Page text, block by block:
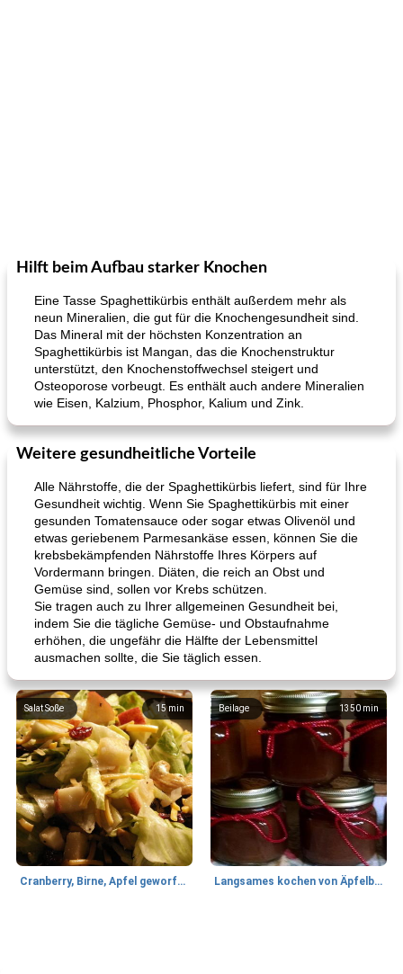
Hilft beim Aufbau starker Knochen
Eine Tasse Spaghettikürbis enthält außerdem mehr als
neun Mineralien, die gut für die Knochengesundheit sind.
Das Mineral mit der höchsten Konzentration an
Spaghettikürbis ist Mangan, das die Knochenstruktur
unterstützt, den Knochenstoffwechsel steigert und
Osteoporose vorbeugt. Es enthält auch andere Mineralien
wie Eisen, Kalzium, Phosphor, Kalium und Zink.
Weitere gesundheitliche Vorteile
Alle Nährstoffe, die der Spaghettikürbis liefert, sind für Ihre
Gesundheit wichtig. Wenn Sie Spaghettikürbis mit einer
gesunden Tomatensauce oder sogar etwas Olivenöl und
etwas geriebenem Parmesankäse essen, können Sie die
krebsbekämpfenden Nährstoffe Ihres Körpers auf
Vordermann bringen. Diäten, die reich an Obst und
Gemüse sind, sollen vor Krebs schützen.
Sie tragen auch zu Ihrer allgemeinen Gesundheit bei,
indem Sie die tägliche Gemüse- und Obstaufnahme
erhöhen, die ungefähr die Hälfte der Lebensmittel
ausmachen sollte, die Sie täglich essen.
15min
Salat Soße
Cranberry, Birne, Apfel geworfener Salat
1350 min
Beilage
Langsames kochen von Äpfelbutter